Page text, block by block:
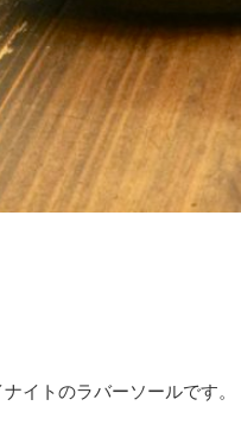
イトのラバーソールです。